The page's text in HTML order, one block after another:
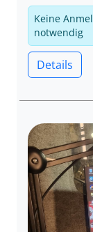
Keine
notwendig
Details